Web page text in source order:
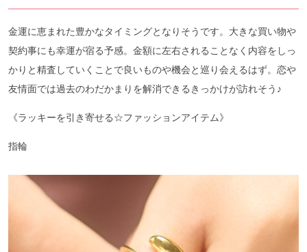
金運に恵まれた豊かなタイミングとなりそうです。大きな買い物や
契約事にも幸運が宿る予感。金額に左右されることなく内容をしっ
かりと精査していくことで良いものや機会と巡り会えるはず。恋や
友情面では過去のわだかまりを解消できるきっかけが訪れそう♪
《ラッキーを引き寄せる☆ファッションアイテム》
指輪